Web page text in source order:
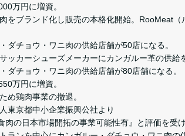
万円に増資。
をブランド化し販売の本格化開始。RooMeat（
ダチョウ・ワニ肉の供給店舗が50店になる。
ッカーシューズメーカーにカンガルー革の供給
ダチョウ・ワニ肉の供給店舗が80店舗になる。
万円に増資。
め鶏肉事業の撤退。
東京都中小企業振興公社より
肉の日本市場開拓の事業可能性有』と評価を受け